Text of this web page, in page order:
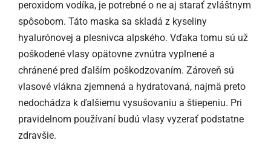
peroxidom vodíka, je potrebné o ne aj starať zvláštnym
spôsobom. Táto maska sa skladá z kyseliny
hyalurónovej a plesnivca alpského. Vďaka tomu sú už
poškodené vlasy opätovne zvnútra vyplnené a
chránené pred ďalším poškodzovaním. Zároveň sú
vlasové vlákna zjemnená a hydratovaná, najmä preto
nedochádza k ďalšiemu vysušovaniu a štiepeniu. Pri
pravidelnom používaní budú vlasy vyzerať podstatne
zdravšie.